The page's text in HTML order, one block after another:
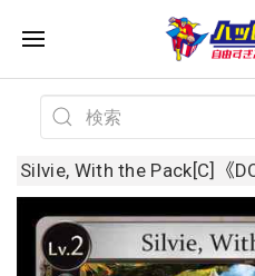
Silvie, With the Pack[C]《